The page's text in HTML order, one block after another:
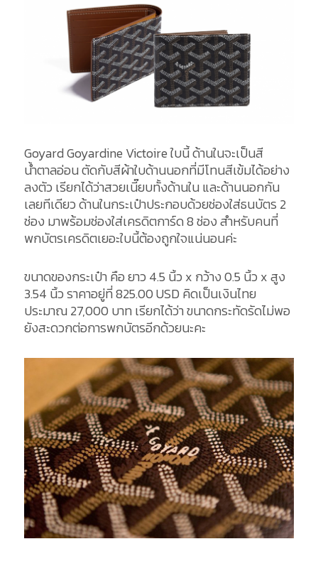
Goyard Goyardine Victoire ใบนี้ ด้านในจะเป็นสี
น้ำตาลอ่อน ตัดกับสีผ้าใบด้านนอกที่มีโทนสีเข้มได้อย่าง
ลงตัว เรียกได้ว่าสวยเนี๊ยบทั้งด้านใน และด้านนอกกัน
เลยทีเดียว ด้านในกระเป๋าประกอบด้วยช่องใส่ธนบัตร 2
ช่อง มาพร้อมช่องใส่เครดิตการ์ด 8 ช่อง สำหรับคนที่
พกบัตรเครดิตเยอะใบนี้ต้องถูกใจแน่นอนค่ะ
ขนาดของกระเป๋า คือ ยาว 4.5 นิ้ว x กว้าง 0.5 นิ้ว x สูง
3.54 นิ้ว ราคาอยู่ที่ 825.00 USD คิดเป็นเงินไทย
ประมาณ 27,000 บาท เรียกได้ว่า ขนาดกระทัดรัดไม่พอ
ยังสะดวกต่อการพกบัตรอีกด้วยนะคะ